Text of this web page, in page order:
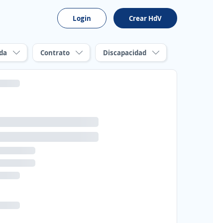
Login Crear HdV
Contrato Discapacidad